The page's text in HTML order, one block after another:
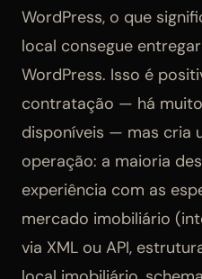
WordPress, o que
local consegue
WordPress. Isso é
contratação — há
disponíveis — mas cria
operação: a maioria
experiência com as
mercado imobiliário
via XML ou API,